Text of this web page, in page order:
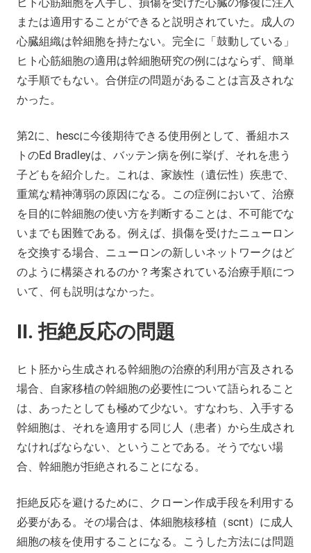
または適用することができると説明されていた。成人の
心臓組織は幹細胞を持たない。完全に「鼓動している」
ヒト心筋細胞の適用は幹細胞研究の例にはならず、簡単
な手順でもない。合併症の問題があることは言及されな
かった。
第2に、hescに今後期待できる使用例として、番組ホス
トのEd Bradleyは、バッテン病を例に挙げ、それを患う
子どもを紹介した。これは、家族性（遺伝性）疾患で、
重篤な精神薄弱の原因になる。この症例において、治療
を目的に幹細胞の使い方を判断することは、不可能でな
いまでも困難である。例えば、損傷を受けたニューロン
を交換する場合、ニューロンの新しいネットワークはど
のように構築されるのか？考案されている治療手順につ
いて、何も説明はなかった。
II. 拒絶反応の問題
ヒト胚から生成される幹細胞の治療的利用が言及される
場合、自家移植の幹細胞の必要性について語られること
は、あったとしても極めて少ない。すなわち、入手する
幹細胞は、それを適用する同じ人（患者）から生成され
なければならない、ということである。そうでない場
合、幹細胞が拒絶されることになる。
拒絶反応を避けるために、クローン作成手段を利用する
必要がある。その場合は、体細胞核移植（scnt）に成人
細胞の核を使用することになる。こうした方法には問題